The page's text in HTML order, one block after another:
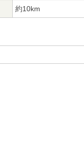
約10km